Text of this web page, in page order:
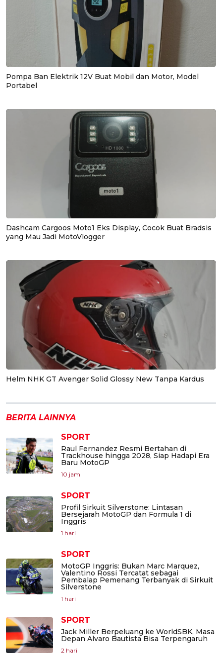
Pompa Ban Elektrik 12V Buat Mobil dan Motor, Model
Portabel
Dashcam Cargoos Moto1 Eks Display, Cocok Buat Bradsis
yang Mau Jadi MotoVlogger
Helm NHK GT Avenger Solid Glossy New Tanpa Kardus
BERITA LAINNYA
SPORT
Raul Fernandez Resmi Bertahan di
Trackhouse hingga 2028, Siap Hadapi Era
Baru MotoGP
10 jam
SPORT
Profil Sirkuit Silverstone: Lintasan
Bersejarah MotoGP dan Formula 1 di
Inggris
1 hari
SPORT
MotoGP Inggris: Bukan Marc Marquez,
Valentino Rossi Tercatat sebagai
Pembalap Pemenang Terbanyak di Sirkuit
Silverstone
1 hari
SPORT
Jack Miller Berpeluang ke WorldSBK, Masa
Depan Alvaro Bautista Bisa Terpengaruh
2 hari